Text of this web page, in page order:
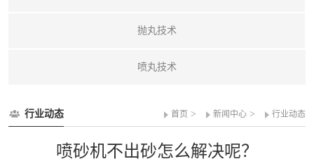
抛丸技术
喷丸技术
行业动态 首页 > 新闻中心 > 行业动态
喷砂机不出砂怎么解决呢？